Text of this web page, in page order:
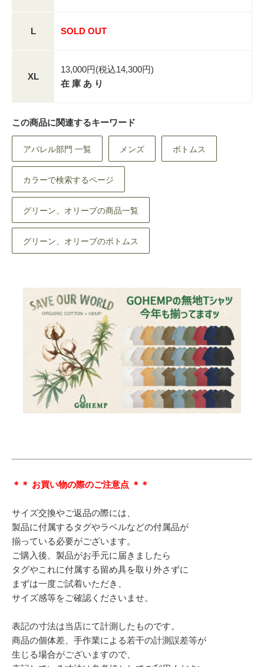
L SOLD OUT
XL
13,000円(税込14,300円)
在 庫 あ り
この商品に関連するキーワード
アパレル部門 一覧 メンズ ボトムス
カラーで検索するページ
グリーン、オリーブの商品一覧
グリーン、オリーブのボトムス
＊＊ お買い物の際のご注意点 ＊＊
サイズ交換やご返品の際には、
製品に付属するタグやラベルなどの付属品が
揃っている必要がございます。
ご購入後、製品がお手元に届きましたら
タグやこれに付属する留め具を取り外さずに
まずは一度ご試着いただき、
サイズ感等をご確認くださいませ。
表記の寸法は当店にて計測したものです。
商品の個体差、手作業による若干の計測誤差等が
生じる場合がございますので、